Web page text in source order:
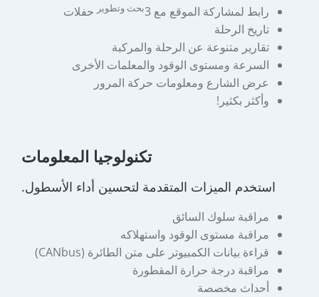
رابط لمشاركة الموقع مع 3
بحث وتطوير حفلات
تاريخ الرحلة
تقارير متنوعة عن الرحلة والمركبة
السرعة ومستوى الوقود والمعلمات الأخرى
عرض الشارع ومعلومات حركة المرور
وأكثر بكثير!
تكنولوجيا المعلومات
استخدم الميزات المتقدمة لتحسين أداء الأسطول.
مراقبة سلوك السائق
مراقبة مستوى الوقود واستهلاكه
قراءة بيانات الكمبيوتر على متن الطائرة (CANbus)
مراقبة درجة حرارة المقطورة
أحداث مخصصة